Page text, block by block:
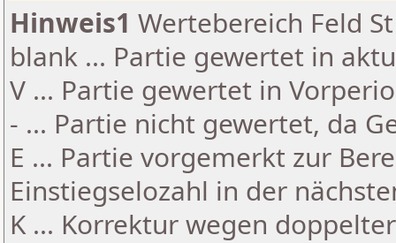
Hinweis1 Wertebereich Feld
blank ... Partie gewertet in
V ... Partie gewertet in
- ... Partie nicht gewertet, da
E ... Partie vorgemerkt zur
Einstiegselozahl in der
K ... Korrektur wegen